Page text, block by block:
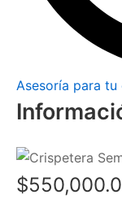
Asesoría para
$